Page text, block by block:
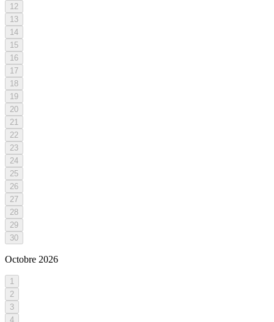
12
13
14
15
16
17
18
19
20
21
22
23
24
25
26
27
28
29
30
Octobre 2026
1
2
3
4